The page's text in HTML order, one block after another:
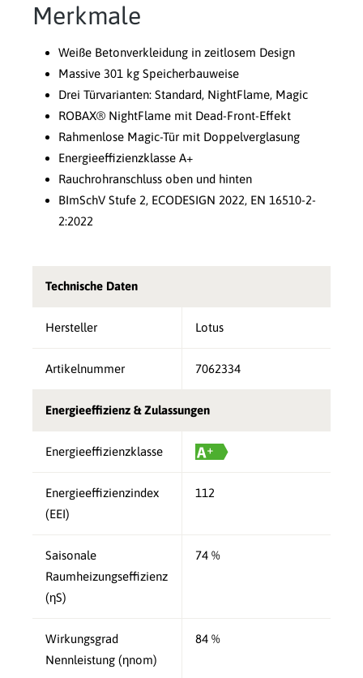
Merkmale
Weiße Betonverkleidung in zeitlosem Design
Massive 301 kg Speicherbauweise
Drei Türvarianten: Standard, NightFlame, Magic
ROBAX® NightFlame mit Dead-Front-Effekt
Rahmenlose Magic-Tür mit Doppelverglasung
Energieeffizienzklasse A+
Rauchrohranschluss oben und hinten
BImSchV Stufe 2, ECODESIGN 2022, EN 16510-2-
2:2022
Technische Daten
Hersteller Lotus
Artikelnummer 7062334
Energieeffizienz & Zulassungen
Energieeffizienzklasse
Energieeffizienzindex
(EEI)
112
Saisonale
Raumheizungseffizienz
(ηS)
74 %
Wirkungsgrad
Nennleistung (ηnom)
84 %